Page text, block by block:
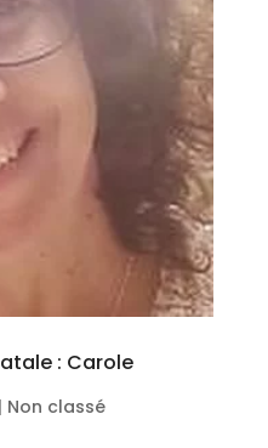
: Carole
| Non classé